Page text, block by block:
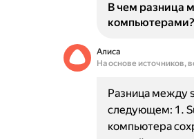
В чем разница
компьютерами?
Алиса
На основе источников,
Разница между
следующем: 1.
компьютера